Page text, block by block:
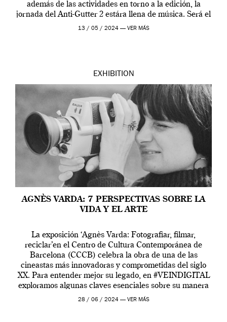
además de las actividades en torno a la edición, la
jornada del Anti-Gutter 2 estára llena de música. Será el
[…]
13 / 05 / 2024 — VER MÁS
EXHIBITION
AGNÈS VARDA: 7 PERSPECTIVAS SOBRE LA
VIDA Y EL ARTE
La exposición ‘Agnès Varda: Fotografiar, filmar,
reciclar’en el Centro de Cultura Contemporánea de
Barcelona (CCCB) celebra la obra de una de las
cineastas más innovadoras y comprometidas del siglo
XX. Para entender mejor su legado, en #VEINDIGITAL
exploramos algunas claves esenciales sobre su manera
de entender la vida, el cine y el arte contemporáneo.
28 / 06 / 2024 — VER MÁS